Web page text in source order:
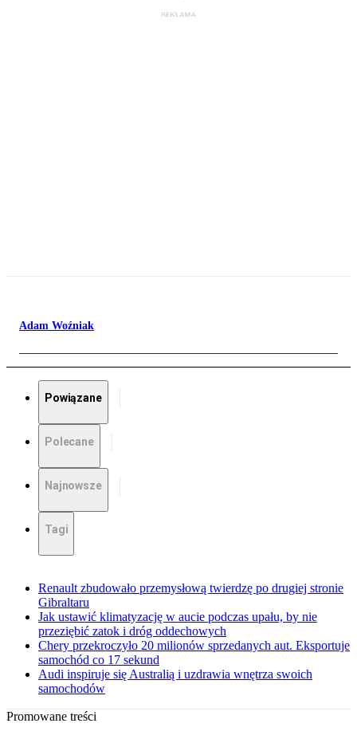
Adam Woźniak
Powiązane
Polecane
Najnowsze
Tagi
Renault zbudowało przemysłową twierdzę po drugiej stronie
Gibraltaru
Jak ustawić klimatyzację w aucie podczas upału, by nie
przeziębić zatok i dróg oddechowych
Chery przekroczyło 20 milionów sprzedanych aut. Eksportuje
samochód co 17 sekund
Audi inspiruje się Australią i uzdrawia wnętrza swoich
samochodów
Promowane treści